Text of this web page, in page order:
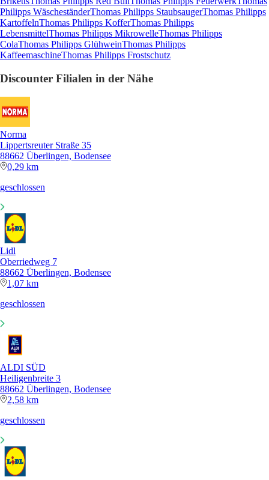
Philipps WäscheständerThomas Philipps StaubsaugerThomas Philipps
KartoffelnThomas Philipps KofferThomas Philipps
LebensmittelThomas Philipps MikrowelleThomas Philipps
ColaThomas Philipps GlühweinThomas Philipps
KaffeemaschineThomas Philipps Frostschutz
Discounter Filialen in der Nähe
Norma
Lippertsreuter Straße 35
88662 Überlingen, Bodensee
0,29 km
geschlossen
Lidl
Oberriedweg 7
88662 Überlingen, Bodensee
1,07 km
geschlossen
ALDI SÜD
Heiligenbreite 3
88662 Überlingen, Bodensee
2,58 km
geschlossen